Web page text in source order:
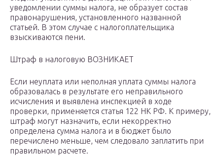
уведомлении суммы налога, не образует состав
правонарушения, установленного названной
статьей. В этом случае с налогоплательщика
взыскиваются пени.
Штраф в налоговую ВОЗНИКАЕТ
Если неуплата или неполная уплата суммы налога
образовалась в результате его неправильного
исчисления и выявлена инспекцией в ходе
проверки, применяется статья 122 НК РФ. К примеру,
штраф могут назначить, если некорректно
определена сумма налога и в бюджет было
перечислено меньше, чем следовало заплатить при
правильном расчете.